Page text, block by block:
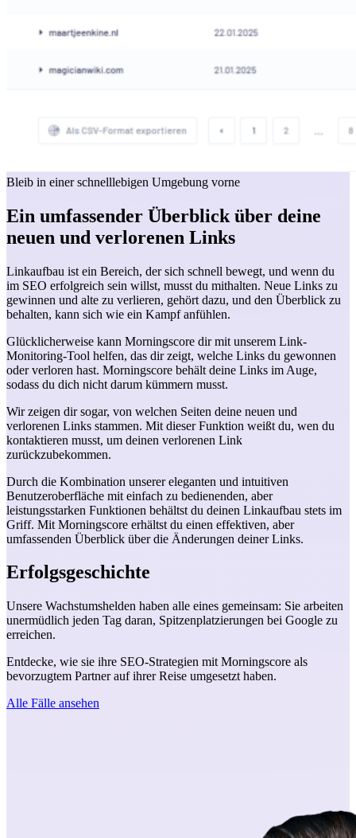
Bleib in einer schnelllebigen Umgebung vorne
Ein umfassender Überblick über deine
neuen und verlorenen Links
Linkaufbau ist ein Bereich, der sich schnell bewegt, und wenn du
im SEO erfolgreich sein willst, musst du mithalten. Neue Links zu
gewinnen und alte zu verlieren, gehört dazu, und den Überblick zu
behalten, kann sich wie ein Kampf anfühlen.
Glücklicherweise kann Morningscore dir mit unserem Link-
Monitoring-Tool helfen, das dir zeigt, welche Links du gewonnen
oder verloren hast. Morningscore behält deine Links im Auge,
sodass du dich nicht darum kümmern musst.
Wir zeigen dir sogar, von welchen Seiten deine neuen und
verlorenen Links stammen. Mit dieser Funktion weißt du, wen du
kontaktieren musst, um deinen verlorenen Link
zurückzubekommen.
Durch die Kombination unserer eleganten und intuitiven
Benutzeroberfläche mit einfach zu bedienenden, aber
leistungsstarken Funktionen behältst du deinen Linkaufbau stets im
Griff. Mit Morningscore erhältst du einen effektiven, aber
umfassenden Überblick über die Änderungen deiner Links.
Erfolgsgeschichte
Unsere Wachstumshelden haben alle eines gemeinsam: Sie arbeiten
unermüdlich jeden Tag daran, Spitzenplatzierungen bei Google zu
erreichen.
Entdecke, wie sie ihre SEO-Strategien mit Morningscore als
bevorzugtem Partner auf ihrer Reise umgesetzt haben.
Alle Fälle ansehen